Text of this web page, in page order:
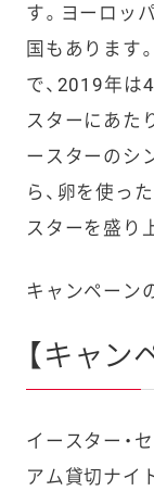
す。ヨーロッ
国もあります
で、2019年は4
スターにあた
ースターのシ
ら、卵を使っ
スターを盛り
キャンペーン
【キャン
イースター・
アム貸切ナイ